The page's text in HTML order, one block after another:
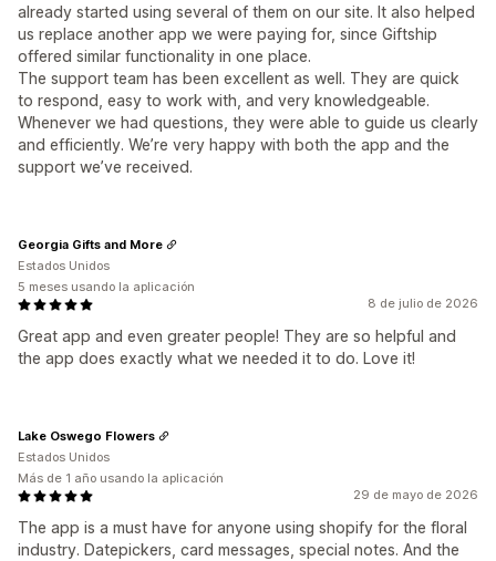
already started using several of them on our site. It also helped
us replace another app we were paying for, since Giftship
offered similar functionality in one place.
The support team has been excellent as well. They are quick
to respond, easy to work with, and very knowledgeable.
Whenever we had questions, they were able to guide us clearly
and efficiently. We’re very happy with both the app and the
support we’ve received.
8 de julio de 2026
Great app and even greater people! They are so helpful and
the app does exactly what we needed it to do. Love it!
Georgia Gifts and More
Estados Unidos
5 meses usando la aplicación
29 de mayo de 2026
The app is a must have for anyone using shopify for the floral
industry. Datepickers, card messages, special notes. And the
Lake Oswego Flowers
Estados Unidos
Más de 1 año usando la aplicación